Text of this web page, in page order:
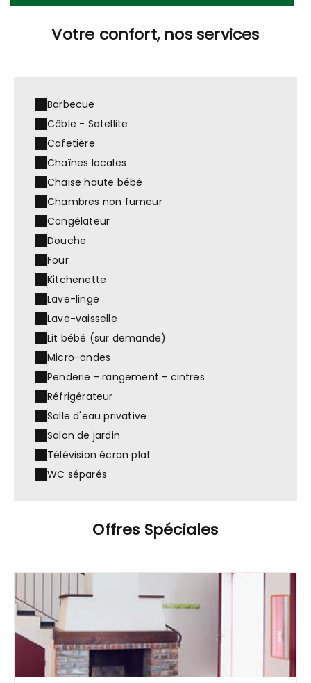
Votre confort, nos services
Barbecue
Câble - Satellite
Cafetière
Chaînes locales
Chaise haute bébé
Chambres non fumeur
Congélateur
Douche
Four
Kitchenette
Lave-linge
Lave-vaisselle
Lit bébé (sur demande)
Micro-ondes
Penderie - rangement - cintres
Réfrigérateur
Salle d'eau privative
Salon de jardin
Télévision écran plat
WC séparés
Offres Spéciales